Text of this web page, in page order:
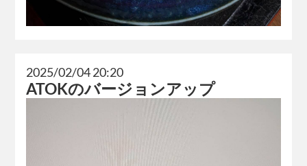
2025/02/04 20:20
ATOKのバージョンアップ